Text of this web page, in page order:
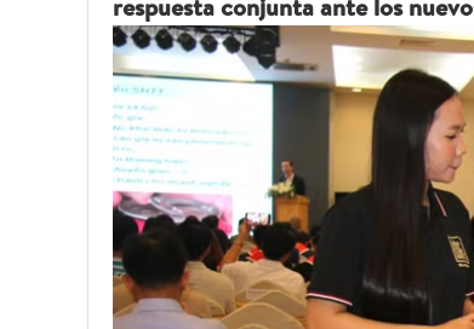
respuesta conjunta ante los